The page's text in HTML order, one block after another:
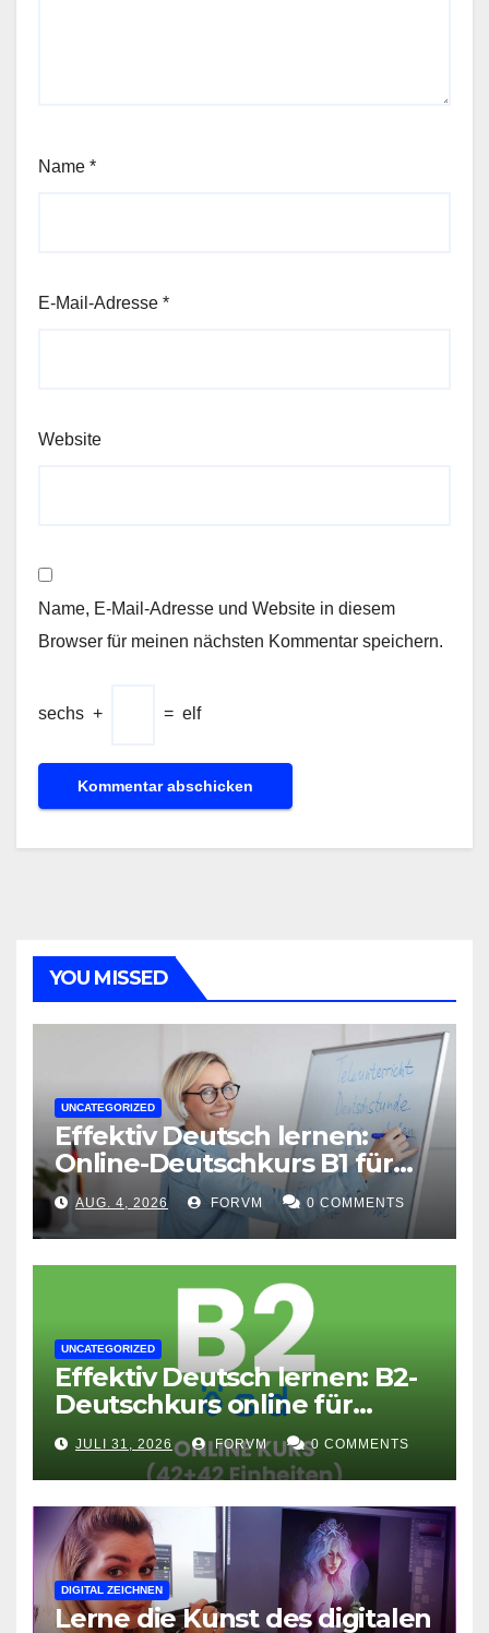
Name *
E-Mail-Adresse *
Website
Name, E-Mail-Adresse und Website in diesem
Browser für meinen nächsten Kommentar speichern.
sechs + = elf
YOU MISSED
UNCATEGORIZED
Effektiv Deutsch lernen:
Online-Deutschkurs B1 für
flexible Lernerfolge
AUG. 4, 2026 FORVM 0 COMMENTS
UNCATEGORIZED
Effektiv Deutsch lernen: B2-
Deutschkurs online für
Fortgeschrittene
JULI 31, 2026 FORVM 0 COMMENTS
DIGITAL ZEICHNEN
Lerne die Kunst des digitalen